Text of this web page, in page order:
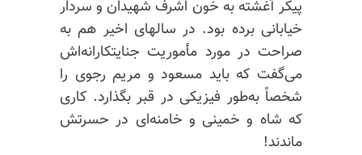
پیکر آغشته به خون اشرف شهیدان و سردار
خیابانی برده بود. در سالهای اخیر هم به
صراحت در مورد مأموریت جنایتکارانه‌اش
می‌گفت که باید مسعود و مریم رجوی را
شخصاً به‌طور فیزیکی در قبر بگذارد. کاری
که شاه و خمینی و خامنه‌ای در حسرتش
ماندند!